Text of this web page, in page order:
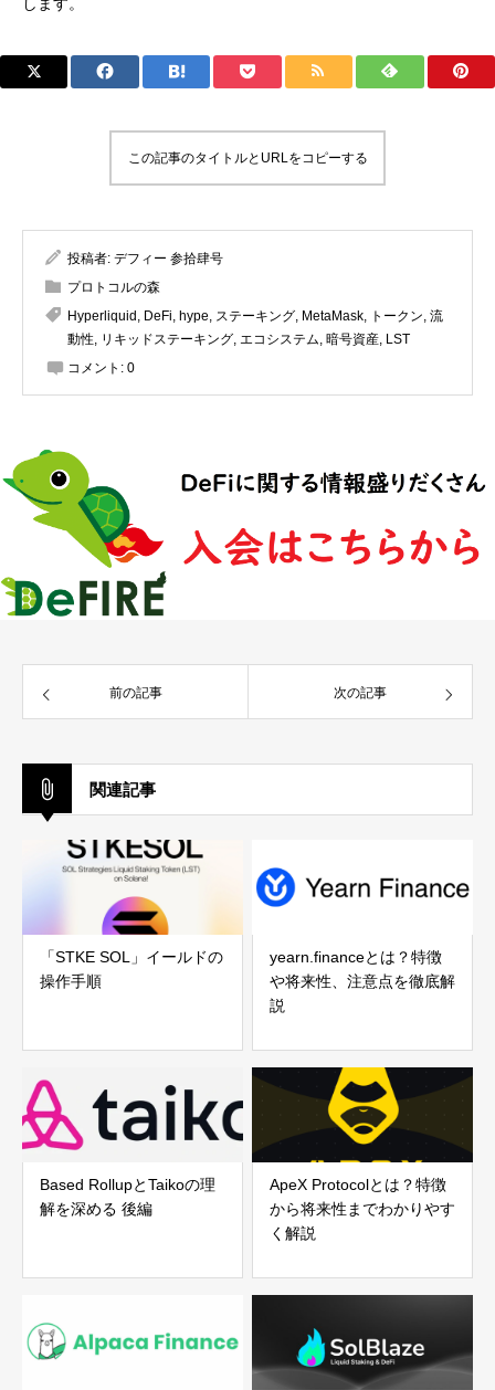
この記事のタイトルとURLをコピーする
投稿者: デフィー 参拾肆号
プロトコルの森
Hyperliquid DeFi hype ステーキング MetaMask トークン 流
動性 リキッドステーキング エコシステム 暗号資産 LST
コメント: 0
前の記事 次の記事
関連記事
「STKE SOL」イールドの
操作手順
yearn.financeとは？特徴
や将来性、注意点を徹底解
説
Based RollupとTaikoの理
解を深める 後編
ApeX Protocolとは？特徴
から将来性までわかりやす
く解説